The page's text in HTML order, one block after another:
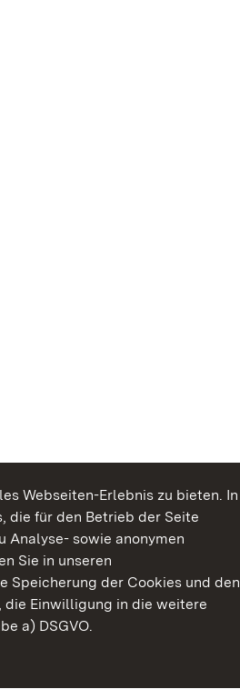
Webseiten-Erlebnis zu bieten. In
die für den Betrieb der Seite
Analyse- sowie anonymen
Sie in unseren
Speicherung der Cookies und den
die Einwilligung in die weitere
a) DSGVO.